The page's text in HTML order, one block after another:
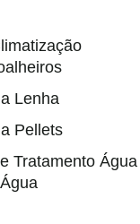
Lenha
Pellets
Tratamento Água